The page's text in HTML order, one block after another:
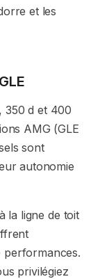
et les
350 d et 400
AMG (GLE
sont
autonomie
la ligne de toit
performances.
privilégiez